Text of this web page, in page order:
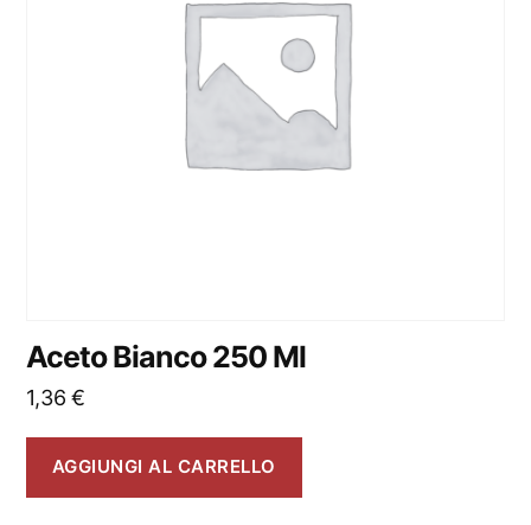
Aceto Bianco 250 Ml
1,36€
AGGIUNGI AL CARRELLO